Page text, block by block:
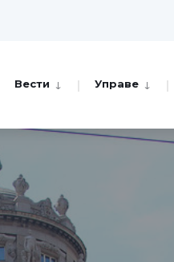
Вести Управе